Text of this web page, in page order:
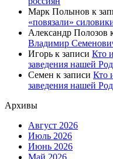
Марк Полынов к
«повязали»
Александр Полозов
Владимир
Игорь к записи Кто
заведения нашей
Семен к записи Кто
заведения нашей
Архивы
Август 2026
Июль 2026
Июнь 2026